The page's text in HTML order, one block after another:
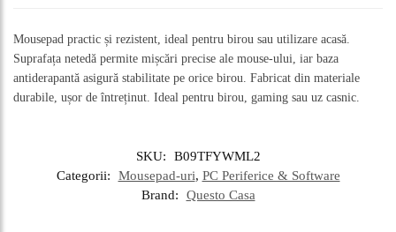
Mousepad practic și rezistent, ideal pentru birou sau utilizare acasă.
Suprafața netedă permite mișcări precise ale mouse-ului, iar baza
antiderapantă asigură stabilitate pe orice birou. Fabricat din materiale
durabile, ușor de întreținut. Ideal pentru birou, gaming sau uz casnic.
SKU:
B09TFYWML2
Categorii:
Mousepad-uri, PC Periferice & Software
Brand:
Questo Casa